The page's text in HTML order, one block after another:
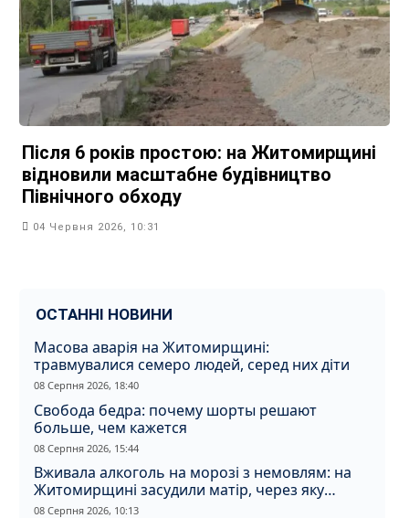
Після 6 років простою: на Житомирщині
відновили масштабне будівництво
Північного обходу
04 Червня 2026, 10:31
ОСТАННІ НОВИНИ
Масова аварія на Житомирщині:
травмувалися семеро людей, серед них діти
08 Серпня 2026, 18:40
Свобода бедра: почему шорты решают
больше, чем кажется
08 Серпня 2026, 15:44
Вживала алкоголь на морозі з немовлям: на
Житомирщині засудили матір, через яку
дитина отримала обмороження
08 Серпня 2026, 10:13